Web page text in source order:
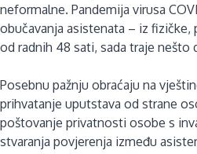
neformalne. Pandemija virusa
obučavanja asistenata – iz fizičke,
od radnih 48 sati, sada traje nešto
Posebnu pažnju obraćaju na
prihvatanje uputstava od strane
poštovanje privatnosti osobe s
stvaranja povjerenja između